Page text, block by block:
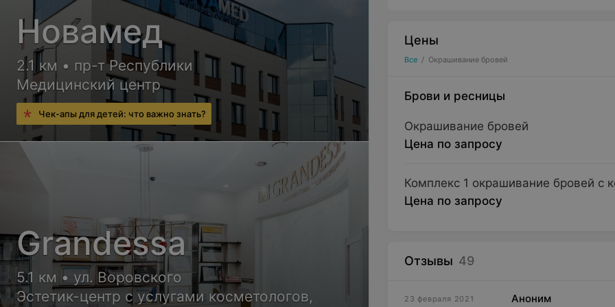
Цены
Все / Окрашивание бровей
Брови и ресницы
Окрашивание бровей
Цена по запросу
Комплекс 1 окрашивание бровей с
Цена по запросу
Отзывы 49
23 февраля 2021
Аноним
Новамед
2.1 км • пр-т Республики
Медицинский центр
Чек-апы для детей: что важно знать?
Grandessa
5.1 км • ул. Воровского
Эстетик-центр с услугами косметологов,